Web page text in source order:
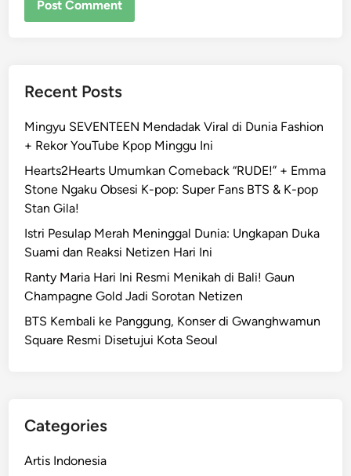
Recent Posts
Mingyu SEVENTEEN Mendadak Viral di Dunia Fashion
+ Rekor YouTube Kpop Minggu Ini
Hearts2Hearts Umumkan Comeback “RUDE!” + Emma
Stone Ngaku Obsesi K-pop: Super Fans BTS & K-pop
Stan Gila!
Istri Pesulap Merah Meninggal Dunia: Ungkapan Duka
Suami dan Reaksi Netizen Hari Ini
Ranty Maria Hari Ini Resmi Menikah di Bali! Gaun
Champagne Gold Jadi Sorotan Netizen
BTS Kembali ke Panggung, Konser di Gwanghwamun
Square Resmi Disetujui Kota Seoul
Categories
Artis Indonesia